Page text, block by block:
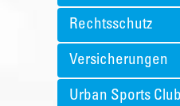
Rechtsschutz
Versicherungen
Urban Sports Club